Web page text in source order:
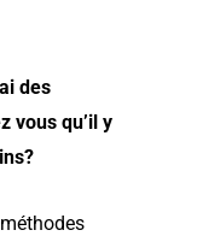
des
vous qu’il y